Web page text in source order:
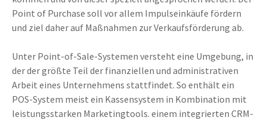
Point of Purchase soll vor allem Impulseinkäufe fördern
und ziel daher auf Maßnahmen zur Verkaufsförderung ab.
Unter Point-of-Sale-Systemen versteht eine Umgebung, in
der der größte Teil der finanziellen und administrativen
Arbeit eines Unternehmens stattfindet. So enthält ein
POS-System meist ein Kassensystem in Kombination mit
leistungsstarken Marketingtools. einem integrierten CRM-